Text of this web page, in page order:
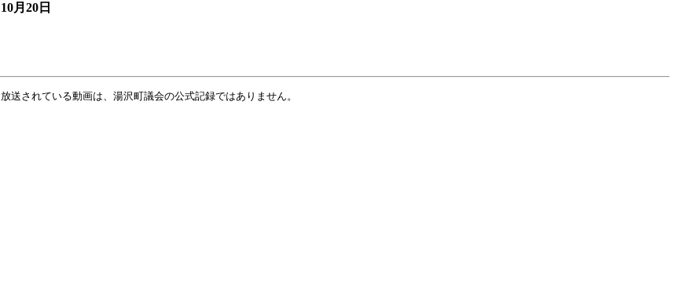
10月20日
放送されている動画は、湯沢町議会の公式記録ではありません。